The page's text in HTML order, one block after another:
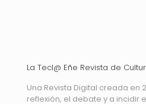
La Tecl@ Eñe Revista de
Una Revista Digital creada en
reflexión, el debate y a incidir